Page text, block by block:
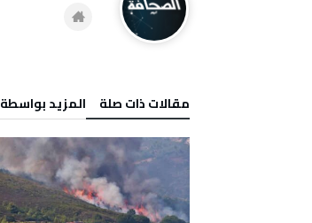
‫مقالات ذات صلة‬ ‫‫المزيد بواسطة‬ ‬ ‭ ‬الصحافة‭ ‬اليوم